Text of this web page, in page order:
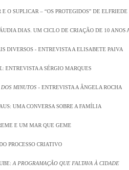
E O SUPLICAR – “OS PROTEGIDOS” DE
DIAS. UM CICLO DE CRIAÇÃO DE 10
DIVERSOS - ENTREVISTA A ELISABETE PAIVA
: ENTREVISTA A SÉRGIO MARQUES
DOS MINUTOS - ENTREVISTA A ÂNGELA ROCHA
UMA CONVERSA SOBRE A FAMÍLIA
E UM MAR QUE GEME
PROCESSO CRIATIVO
A PROGRAMAÇÃO QUE FALTAVA À CIDADE